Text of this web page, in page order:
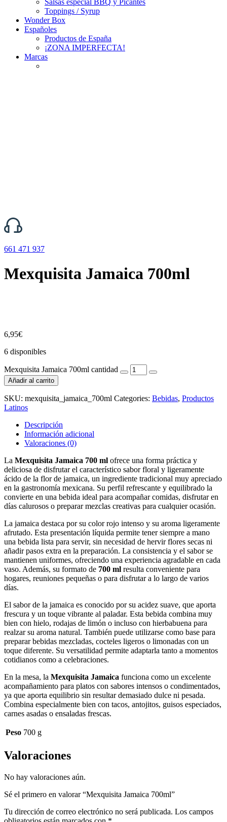
Salsas especial BBQ y Picantes
Toppings / Syrup
Wonder Box
Españoles
Productos de España
¡ZONA IMPERFECTA!
Marcas
661 471 937
Mexquisita Jamaica 700ml
6,95€
6 disponibles
Mexquisita Jamaica 700ml cantidad
Añadir al carrito
SKU: mexquisita_jamaica_700ml Categories: Bebidas, Productos
Latinos
Descripción
Información adicional
Valoraciones (0)
La Mexquisita Jamaica 700 ml ofrece una forma práctica y
deliciosa de disfrutar el característico sabor floral y ligeramente
ácido de la flor de jamaica, un ingrediente tradicional muy apreciado
en la gastronomía mexicana. Su perfil refrescante y equilibrado la
convierte en una bebida ideal para acompañar comidas, disfrutar en
días calurosos o preparar mezclas creativas para cualquier ocasión.
La jamaica destaca por su color rojo intenso y su aroma ligeramente
afrutado. Esta presentación líquida permite tener siempre a mano
una bebida lista para servir, sin necesidad de hervir flores secas ni
añadir pasos extra en la preparación. La consistencia y el sabor se
mantienen uniformes, ofreciendo una experiencia agradable en cada
vaso. Además, su formato de 700 ml resulta conveniente para
hogares, reuniones pequeñas o para disfrutar a lo largo de varios
días.
El sabor de la jamaica es conocido por su acidez suave, que aporta
frescura y un toque vibrante al paladar. Esta bebida combina muy
bien con hielo, rodajas de limón o incluso con hierbabuena para
realzar su aroma natural. También puede utilizarse como base para
preparar bebidas mezcladas, cocteles ligeros o limonadas con un
toque diferente. Su versatilidad permite adaptarla tanto a momentos
cotidianos como a celebraciones.
En la mesa, la Mexquisita Jamaica funciona como un excelente
acompañamiento para platos con sabores intensos o condimentados,
ya que aporta equilibrio sin resultar demasiado dulce ni pesada.
Combina especialmente bien con tacos, antojitos, guisos especiados,
carnes asadas o ensaladas frescas.
Peso 700 g
Valoraciones
No hay valoraciones aún.
Sé el primero en valorar “Mexquisita Jamaica 700ml”
Tu dirección de correo electrónico no será publicada. Los campos